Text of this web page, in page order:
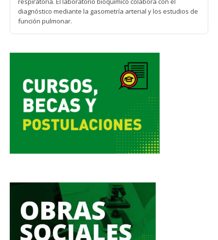
diagnóstico mediante la gasometría arterial y los estudios de
función pulmonar.